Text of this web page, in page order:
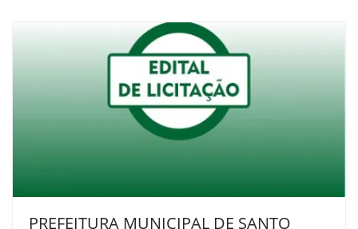
PREFEITURA MUNICIPAL DE SANTO